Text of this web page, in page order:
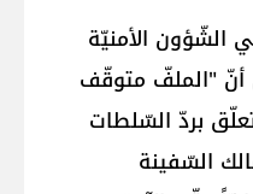
الأمنيّة
"الملفّ متوقّف
بردّ السّلطات
السّفينة